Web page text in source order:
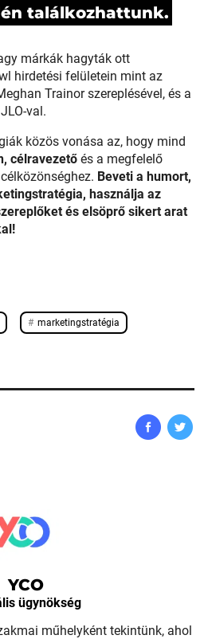
YCO
ügynökség
műhelyként tekintünk, ahol
találkozhattunk.
márkák hagyták ott
hirdetési felületein mint az
Trainor szereplésével, és a
val.
közös vonása az, hogy mind
célravezető és a megfelelő
Beveti a humort,
használja az
és elsöprő sikert arat
marketingstratégia